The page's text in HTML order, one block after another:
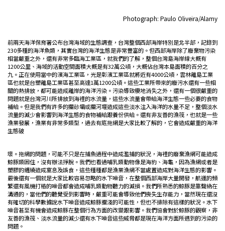
Photograph: Paulo Oliveira/Alamy
前兩天海洋保育署公布台灣海域的生態調查，台灣整個西部海岸特別是北半部，記錄到
230多種的海洋魚類，其實台灣的海洋生態是非常豐富的。但西部海岸除了廢棄物污染
相當嚴重之外，還有非常多臨海工業區，就我們的了解，整個台灣島海岸線大概有
1200公里、海域的活動空間面積大概是有32萬公頃，大概佔台灣本島面積的百分之
九。正在使用當中的濱海工業區，光是彰濱工業區就將近有4000公頃，雲林離島工業
區也就是台塑離島工業區甚至高達1萬1200公頃。這些工業所帶來的廢污水還有一些相
關的熱排放，都可能造成離岸的海洋污染。污染導致棲地消失之外，還有一個很嚴重的
問題就是台灣河川所排放到海裡的水流量，這些水流量會帶給海洋生態一些必要的食物
補給。但是我們有許多的攔砂壩或攔河堰造成這些淡水注入海洋的水量不足，整個淡水
流量的減少會影響到海洋生態的食物補給跟養份供給。還有非友善的漁筏，也就是一些
漁業發展，漁業有非常多類型，過去有底拖網是大家比較了解的，它會造成嚴重的海洋
生態破
壞。拖網的問題，可能不只是在捕魚過程中造成濫捕的狀況，海裡的廢棄漁網可能造成
鯨豚類困住，沒有辦法掙脫。我們也看過哺乳類動物像是海豹、海龜，因為漁網或者是
塑膠的纏繞造成窒息及誤食，這些種種都是漁業漁網不當處置造成對海洋生態的影響。
最後還有一個就是大家比較容易忽略的水下噪音，在整個西部海岸大量開發，航運的頻
繁還有風機打樁的噪音都會造成哺乳類動物聽力的減損。我們所熟悉的鯨豚是靠聲納在
溝通的，當他們的聽覺受到影響時，嚴重可能會導致他們喪失生存能力，當然現在還沒
有確切的科學數據說水下噪音造成鯨豚擱淺的可能性，但也不排除有這樣的狀況。水下
噪音甚至有機會造成鯨豚在整個行為方面的改變跟影響。我們協會對於鯨豚的觀察，非
友善的漁筏、淡水流量的減少還有水下噪音這些威脅都是現在海洋方面所遇到的污染的
問題。